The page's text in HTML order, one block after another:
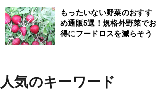
もったいない野菜のおすす
め通販5選！規格外野菜でお
得にフードロスを減らそう
人気のキーワード